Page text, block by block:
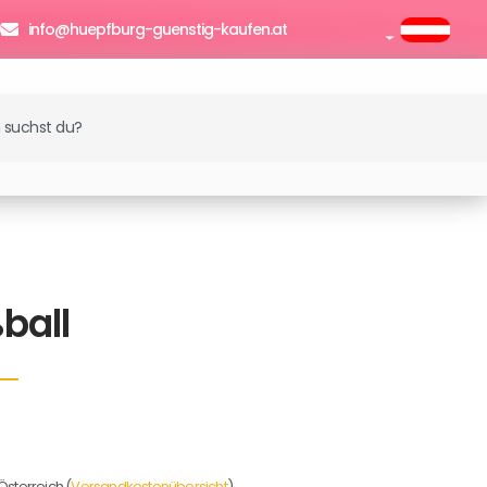
info@huepfburg-guenstig-kaufen.at